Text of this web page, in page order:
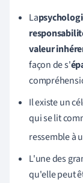
La
valeur
façon de s'
Il existe un
qui se lit
ressemble à
L'une des
qu'elle peut